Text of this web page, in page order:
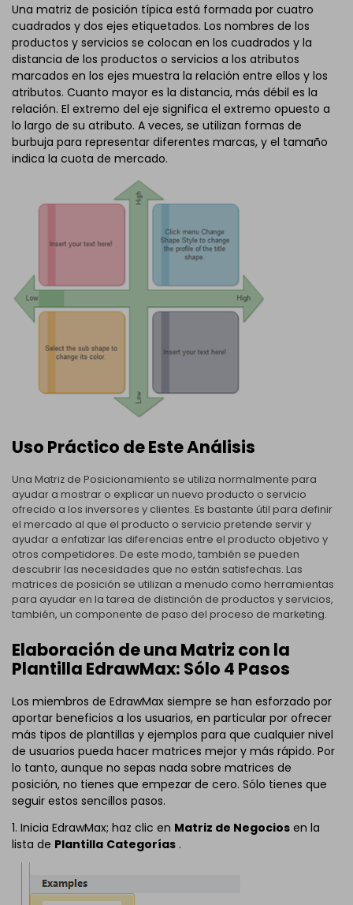
Una matriz de posición típica está formada por cuatro
cuadrados y dos ejes etiquetados. Los nombres de los
productos y servicios se colocan en los cuadrados y la
distancia de los productos o servicios a los atributos
marcados en los ejes muestra la relación entre ellos y los
atributos. Cuanto mayor es la distancia, más débil es la
relación. El extremo del eje significa el extremo opuesto a
lo largo de su atributo. A veces, se utilizan formas de
burbuja para representar diferentes marcas, y el tamaño
indica la cuota de mercado.
Uso Práctico de Este Análisis
Una Matriz de Posicionamiento se utiliza normalmente para
ayudar a mostrar o explicar un nuevo producto o servicio
ofrecido a los inversores y clientes. Es bastante útil para definir
el mercado al que el producto o servicio pretende servir y
ayudar a enfatizar las diferencias entre el producto objetivo y
otros competidores. De este modo, también se pueden
descubrir las necesidades que no están satisfechas. Las
matrices de posición se utilizan a menudo como herramientas
para ayudar en la tarea de distinción de productos y servicios,
también, un componente de paso del proceso de marketing.
Elaboración de una Matriz con la
Plantilla EdrawMax: Sólo 4 Pasos
Los miembros de EdrawMax siempre se han esforzado por
aportar beneficios a los usuarios, en particular por ofrecer
más tipos de plantillas y ejemplos para que cualquier nivel
de usuarios pueda hacer matrices mejor y más rápido. Por
lo tanto, aunque no sepas nada sobre matrices de
posición, no tienes que empezar de cero. Sólo tienes que
seguir estos sencillos pasos.
1. Inicia EdrawMax; haz clic en Matriz de Negocios en la
lista de Plantilla Categorías .